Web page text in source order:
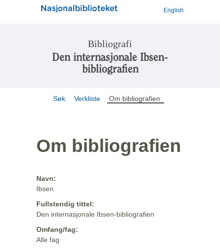
English
Bibliografi
Den internasjonale Ibsen-
bibliografien
Søk Verkliste Om bibliografien
Om bibliografien
Navn:
Ibsen
Fullstendig tittel:
Den internasjonale Ibsen-bibliografien
Omfang/fag:
Alle fag